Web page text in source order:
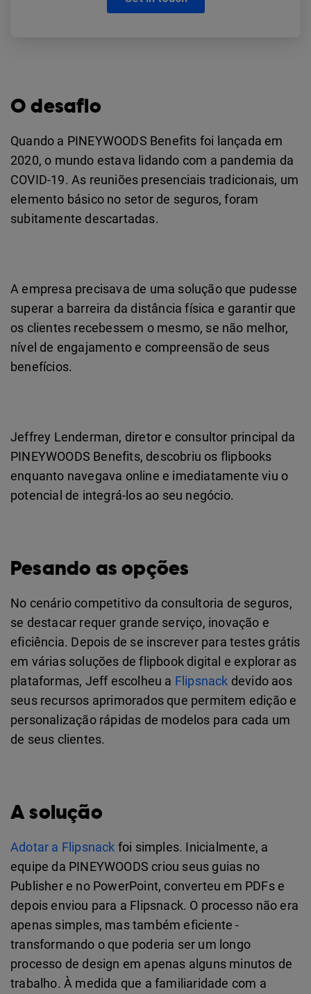
O desafio
Quando a PINEYWOODS Benefits foi lançada em
2020, o mundo estava lidando com a pandemia da
COVID-19. As reuniões presenciais tradicionais, um
elemento básico no setor de seguros, foram
subitamente descartadas.
A empresa precisava de uma solução que pudesse
superar a barreira da distância física e garantir que
os clientes recebessem o mesmo, se não melhor,
nível de engajamento e compreensão de seus
benefícios.
Jeffrey Lenderman, diretor e consultor principal da
PINEYWOODS Benefits, descobriu os flipbooks
enquanto navegava online e imediatamente viu o
potencial de integrá-los ao seu negócio.
Pesando as opções
No cenário competitivo da consultoria de seguros,
se destacar requer grande serviço, inovação e
eficiência. Depois de se inscrever para testes grátis
em várias soluções de flipbook digital e explorar as
plataformas, Jeff escolheu a Flipsnack devido aos
seus recursos aprimorados que permitem edição e
personalização rápidas de modelos para cada um
de seus clientes.
A solução
Adotar a Flipsnack foi simples. Inicialmente, a
equipe da PINEYWOODS criou seus guias no
Publisher e no PowerPoint, converteu em PDFs e
depois enviou para a Flipsnack. O processo não era
apenas simples, mas também eficiente -
transformando o que poderia ser um longo
processo de design em apenas alguns minutos de
trabalho. À medida que a familiaridade com a